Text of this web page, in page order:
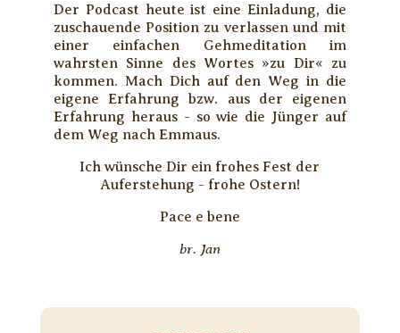
Der Podcast heute ist eine Einladung, die
zuschauende Position zu verlassen und mit
einer einfachen Gehmeditation im
wahrsten Sinne des Wortes »zu Dir« zu
kommen. Mach Dich auf den Weg in die
eigene Erfahrung bzw. aus der eigenen
Erfahrung heraus - so wie die Jünger auf
dem Weg nach Emmaus.
Ich wünsche Dir ein frohes Fest der
Auferstehung - frohe Ostern!
Pace e bene
br. Jan